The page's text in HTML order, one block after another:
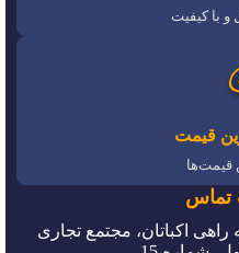
با کیفیت
قیمت
قیمت‌ها
تماس
راهی اکباتان، مجتمع تجاری